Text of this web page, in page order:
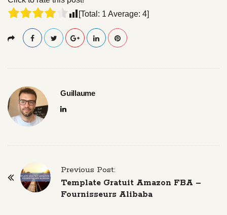
[Total: 1 Average: 4]
Guillaume
Previous Post:
Template Gratuit Amazon FBA –
Fournisseurs Alibaba